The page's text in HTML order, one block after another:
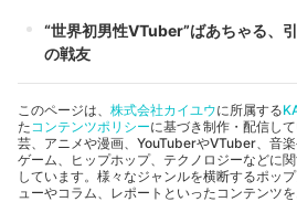
“世界初男性VTuber”ばあちゃる、
の戦友
このページは、 株式会社カイユウに所属する
た コンテンツポリシーに基づき制作・配信し
芸、アニメや漫画、YouTuberやVTuber、音楽
ゲーム、ヒップホップ、テクノロジーなどに
しています。様々なジャンルを横断するポッ
ューやコラム、レポートといったコンテンツを